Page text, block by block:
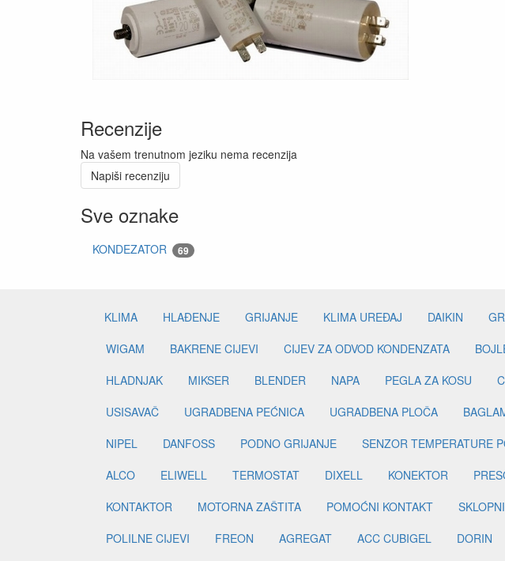
Recenzije
Na vašem trenutnom jeziku nema recenzija
Napiši recenziju
Sve oznake
KONDEZATOR 69
KLIMA HLAĐENJE GRIJANJE KLIMA UREĐAJ DAIKIN
WIGAM
BAKRENE CIJEVI CIJEV ZA ODVOD KONDENZATA
HLADNJAK
MIKSER BLENDER NAPA PEGLA ZA KOSU
USISAVAČ
UGRADBENA PEĆNICA UGRADBENA PLOČA
NIPEL
DANFOSS PODNO GRIJANJE SENZOR TEMPERATURE
ALCO
ELIWELL TERMOSTAT DIXELL KONEKTOR
KONTAKTOR
MOTORNA ZAŠTITA POMOĆNI KONTAKT
POLILNE CIJEVI
FREON AGREGAT ACC CUBIGEL DORIN